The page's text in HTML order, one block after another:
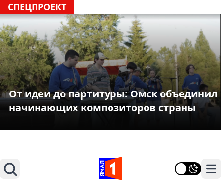
СПЕЦПРОЕКТ
От идеи до партитуры: Омск объединил
начинающих композиторов страны
Поиск